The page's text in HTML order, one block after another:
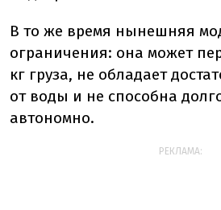
В то же время нынешняя
ограничения: она может
кг груза, не обладает
от воды и не способна
автономно.
РЕКЛАМА: